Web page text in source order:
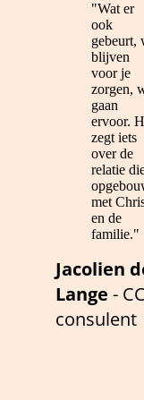
"Wat er
ook
gebeurt,
blijven
voor je
zorgen,
gaan
ervoor.
zegt iets
over de
relatie
met
en de
familie."
Jacolien
Lange -
consulent